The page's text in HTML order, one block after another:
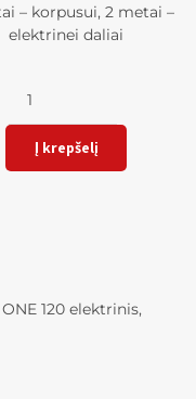
– korpusui, 2 metai –
elektrinei daliai
Į krepšelį
120 elektrinis,